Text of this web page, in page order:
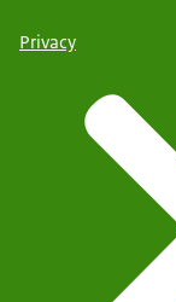
Privacy